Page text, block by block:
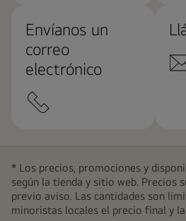
Envíanos un
correo
electrónico
* Los precios, promociones y
según la tienda y sitio web. Precios
previo aviso. Las cantidades son
minoristas locales el precio final y la